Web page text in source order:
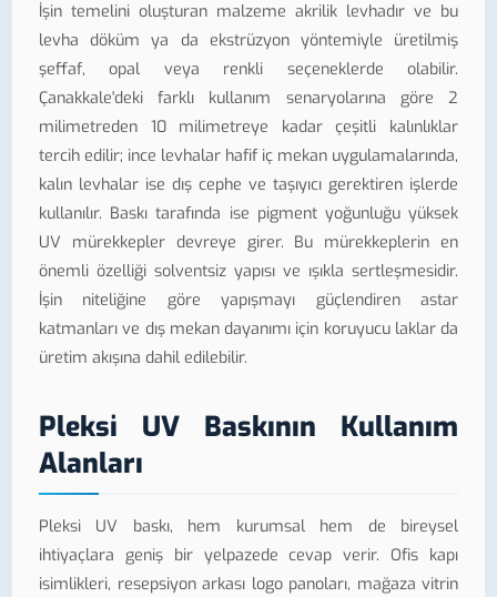
İşin temelini oluşturan malzeme akrilik levhadır ve bu
levha döküm ya da ekstrüzyon yöntemiyle üretilmiş
şeffaf, opal veya renkli seçeneklerde olabilir.
Çanakkale'deki farklı kullanım senaryolarına göre 2
milimetreden 10 milimetreye kadar çeşitli kalınlıklar
tercih edilir; ince levhalar hafif iç mekan uygulamalarında,
kalın levhalar ise dış cephe ve taşıyıcı gerektiren işlerde
kullanılır. Baskı tarafında ise pigment yoğunluğu yüksek
UV mürekkepler devreye girer. Bu mürekkeplerin en
önemli özelliği solventsiz yapısı ve ışıkla sertleşmesidir.
İşin niteliğine göre yapışmayı güçlendiren astar
katmanları ve dış mekan dayanımı için koruyucu laklar da
üretim akışına dahil edilebilir.
Pleksi UV Baskının Kullanım
Alanları
Pleksi UV baskı, hem kurumsal hem de bireysel
ihtiyaçlara geniş bir yelpazede cevap verir. Ofis kapı
isimlikleri, resepsiyon arkası logo panoları, mağaza vitrin